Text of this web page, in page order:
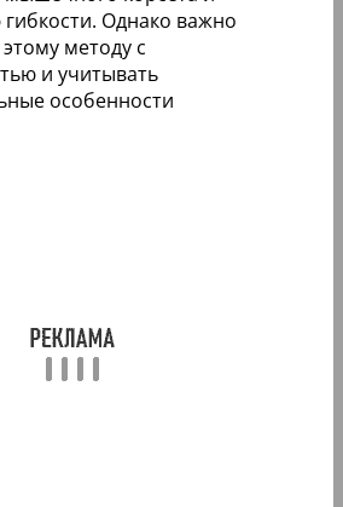
Однако важно
методу с
и учитывать
особенности